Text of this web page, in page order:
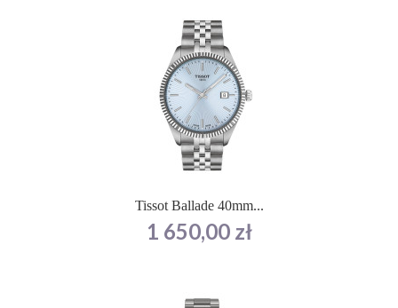
Tissot Ballade 40mm...
Cena
1 650,00 zł